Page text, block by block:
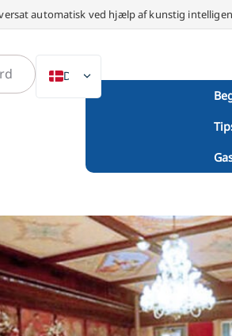
automatisk ved hjælp af kunstig
DE
IT
SV
FR
PT